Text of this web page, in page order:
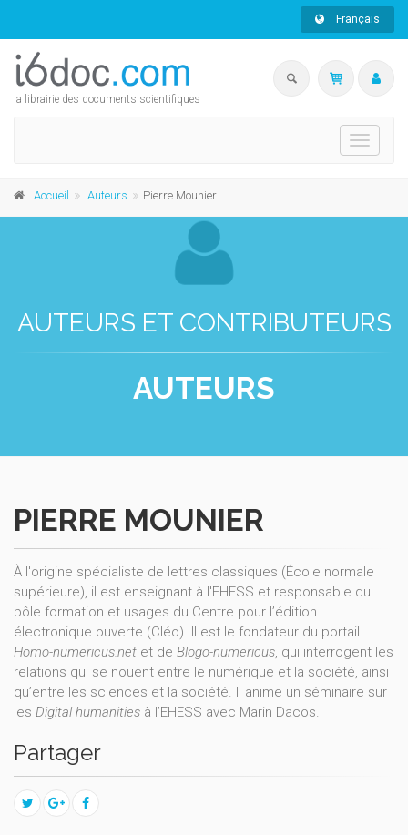
Français
la librairie des documents scientifiques
Toggle
Accueil Auteurs Pierre Mounier
AUTEURS ET CONTRIBUTEURS
AUTEURS
PIERRE MOUNIER
À l'origine spécialiste de lettres classiques (École normale
supérieure), il est enseignant à l'EHESS et responsable du
pôle formation et usages du Centre pour l’édition
électronique ouverte (Cléo). Il est le fondateur du portail
Homo-numericus.net et de Blogo-numericus, qui interrogent les
relations qui se nouent entre le numérique et la société, ainsi
qu’entre les sciences et la société. Il anime un séminaire sur
les Digital humanities à l’EHESS avec Marin Dacos.
Partager